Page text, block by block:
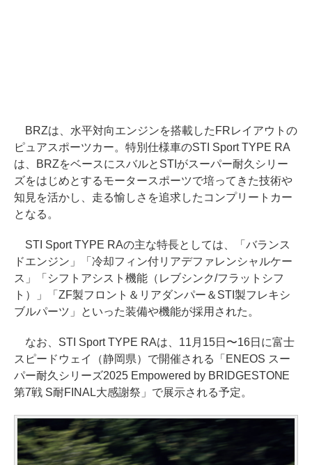
BRZは、水平対向エンジンを搭載したFRレイアウトの
ピュアスポーツカー。特別仕様車のSTI Sport TYPE RA
は、BRZをベースにスバルとSTIがスーパー耐久シリー
ズをはじめとするモータースポーツで培ってきた技術や
知見を活かし、走る愉しさを追求したコンプリートカー
となる。
STI Sport TYPE RAの主な特長としては、「バランス
ドエンジン」「冷却フィン付リアデファレンシャルケー
ス」「シフトアシスト機能（レブシンク/フラットシフ
ト）」「ZF製フロント＆リアダンパー＆STI製フレキシ
ブルパーツ」といった装備や機能が採用された。
なお、STI Sport TYPE RAは、11月15日〜16日に富士
スピードウェイ（静岡県）で開催される「ENEOS スー
パー耐久シリーズ2025 Empowered by BRIDGESTONE
第7戦 S耐FINAL大感謝祭」で展示される予定。